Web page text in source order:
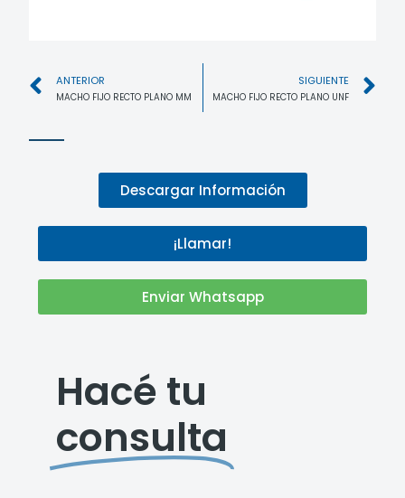
ANTERIOR
MACHO FIJO RECTO PLANO MM
SIGUIENTE
MACHO FIJO RECTO PLANO UNF
Descargar Información
¡Llamar!
Enviar Whatsapp
Hacé tu
consulta